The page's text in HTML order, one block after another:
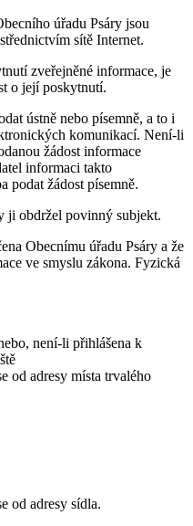
úřadu Psáry jsou
sítě Internet.
zveřejněné informace, je
o její poskytnutí.
ústně nebo písemně, a to i
komunikací. Není-li
žádost informace
informaci takto
podat žádost písemně.
ji obdržel povinný subjekt.
Obecnímu úřadu Psáry a že
ve smyslu zákona. Fyzická
není-li přihlášena k
od adresy místa trvalého
od adresy sídla.